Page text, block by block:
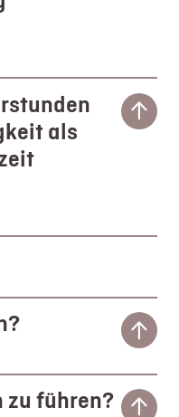
als
zu führen?